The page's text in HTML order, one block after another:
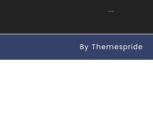
...
By Themespride